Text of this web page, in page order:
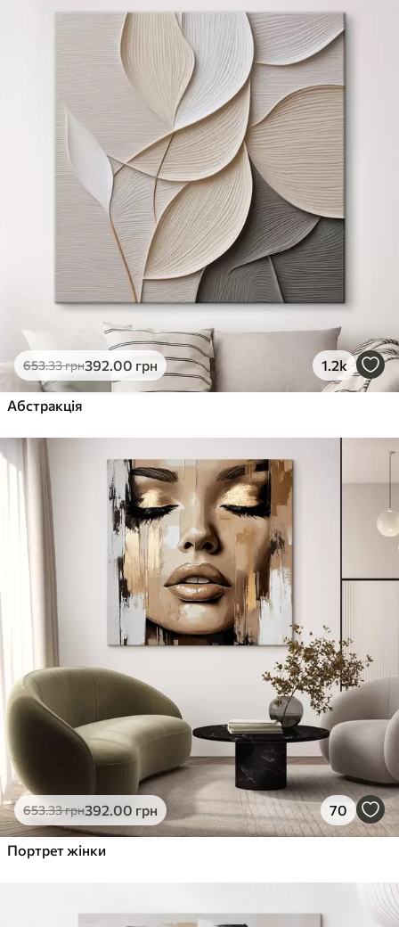
Яскраві, насичені кольори
Стійкість до вицвітання
Безпечне чорнило без запаху
Поверхня з текстурою полотна
Екологічний матеріал
Преміум
490.00
Яскраві, насичені кольори
Стійкість до вицвітання
Безпечне чорнило без запаху
Поверхня з текстурою полотна
Екологічний матеріал
Еко-Преміум
.00грн
✓Яскраві, насичені кольори
✓
Поверхня з текстурою полотна
Екологічний матеріал
653.33грн392.00 грн 1.2k
Абстракція
653.33грн392.00 грн 70
Портрет жінки